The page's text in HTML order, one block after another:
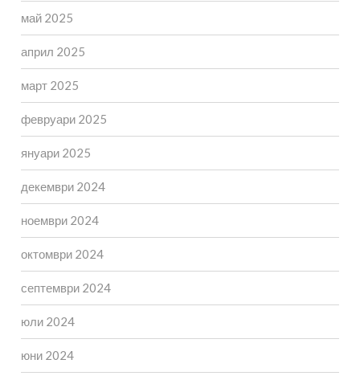
май 2025
април 2025
март 2025
февруари 2025
януари 2025
декември 2024
ноември 2024
октомври 2024
септември 2024
юли 2024
юни 2024